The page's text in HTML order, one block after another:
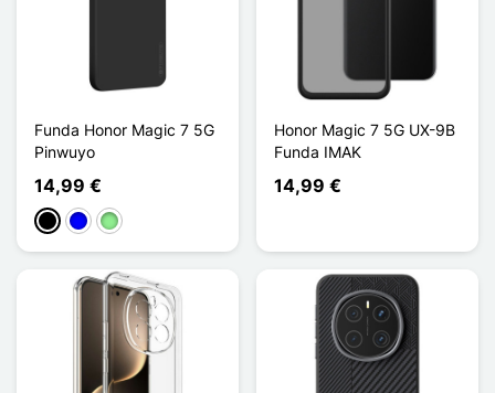
Funda Honor Magic 7 5G
Pinwuyo
14,99 €
NegroAzulVerde claro
Honor Magic 7 5G UX-9B
Funda IMAK
14,99 €